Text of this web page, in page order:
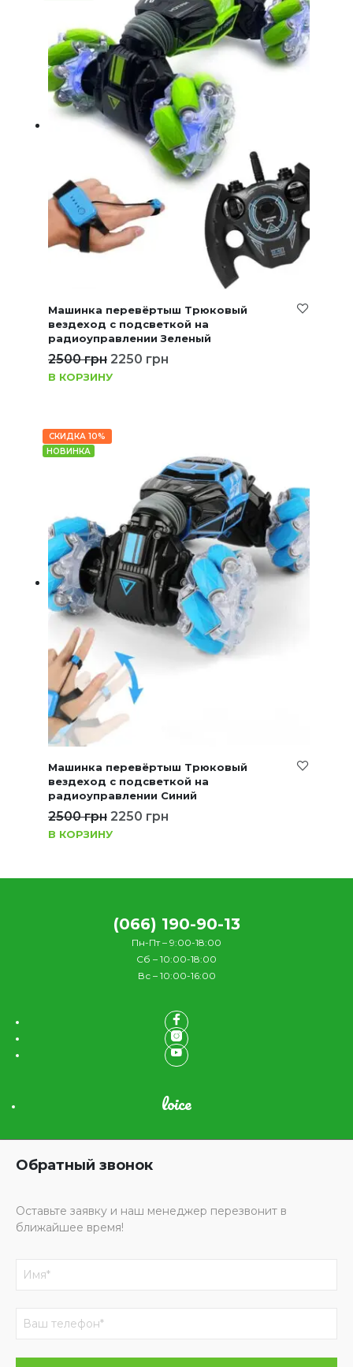
Машинка перевёртыш Трюковый
вездеход с подсветкой на
радиоуправлении Зеленый
2500грн 2250 грн
В КОРЗИНУ
СКИДКА 10%
НОВИНКА
Машинка перевёртыш Трюковый
вездеход с подсветкой на
радиоуправлении Синий
2500грн 2250 грн
В КОРЗИНУ
(066) 190-90-13
Пн-Пт – 9:00-18:00
Сб – 10:00-18:00
Вс – 10:00-16:00
loice
Обратный звонок
Оставьте заявку и наш менеджер перезвонит в
ближайшее время!